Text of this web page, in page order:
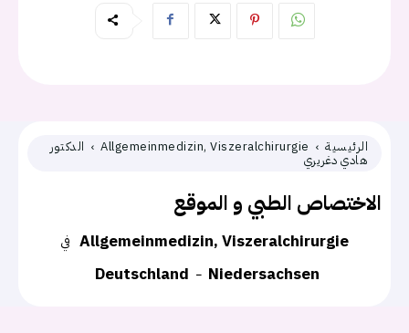
الرئيسية Allgemeinmedizin, Viszeralchirurgie الدكتور
هادي دغريري
الاختصاص الطبي و الموقع
في Allgemeinmedizin, Viszeralchirurgie
Deutschland
Niedersachsen